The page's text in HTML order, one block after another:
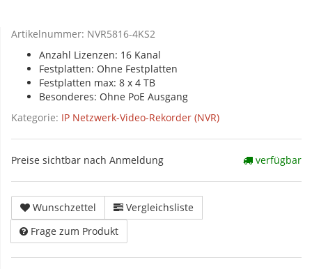
Artikelnummer: NVR5816-4KS2
Anzahl Lizenzen: 16 Kanal
Festplatten: Ohne Festplatten
Festplatten max: 8 x 4 TB
Besonderes: Ohne PoE Ausgang
Kategorie: IP Netzwerk-Video-Rekorder (NVR)
Preise sichtbar nach Anmeldung verfügbar
Wunschzettel
Vergleichsliste
Frage zum Produkt